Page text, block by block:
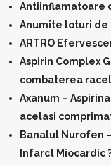
Antiinflamatoare
Anumite loturi de
ARTRO
Aspirin Complex
combaterea
Axanum –
acelasi
Banalul Nurofen
Infarct Miocardic